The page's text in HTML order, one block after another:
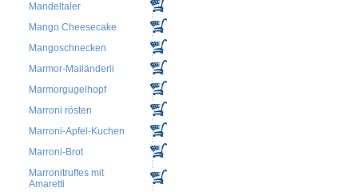
Mandeltaler
Mango Cheesecake
Mangoschnecken
Marmor-Mailänderli
Marmorgugelhopf
Marroni rösten
Marroni-Apfel-Kuchen
Marroni-Brot
Marronitruffes mit
Amaretti